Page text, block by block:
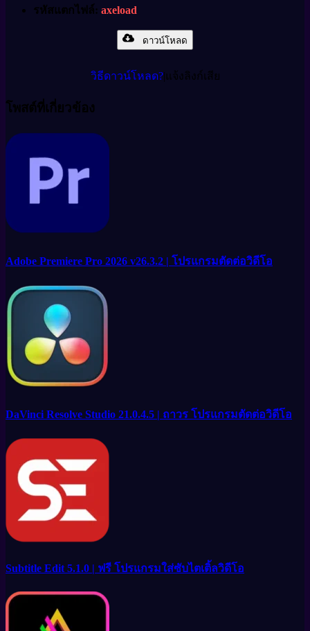
รหัสแตกไฟล์: axeload
ดาวน์โหลด
วิธีดาวน์โหลด?|แจ้งลิงก์เสีย
โพสต์ที่เกี่ยวข้อง
Adobe Premiere Pro 2026 v26.3.2 | โปรแกรมตัดต่อวิดีโอ
DaVinci Resolve Studio 21.0.4.5 | ถาวร โปรแกรมตัดต่อวิดีโอ
Subtitle Edit 5.1.0 | ฟรี โปรแกรมใส่ซับไตเติ้ลวิดีโอ